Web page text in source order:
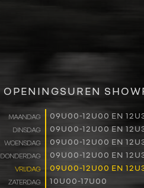
OPENINGSUREN
MAANDAG 09U00-12U00 EN
DINSDAG 09U00-12U00 EN
WOENSDAG 09U00-12U00 EN
DONDERDAG 09U00-12U00 EN
VRIJDAG 09U00-12U00 EN
ZATERDAG 10U00-17U00